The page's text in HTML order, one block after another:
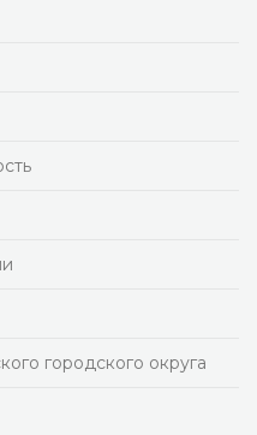
городского округа